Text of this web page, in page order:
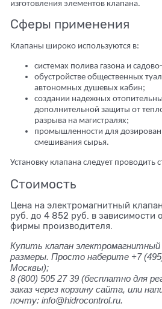
изготовления элементов клапана.
Сферы применения
Клапаны широко используются в:
системах полива газона и
обустройстве общественных
автономных душевых кабин;
создании надежных
дополнительной защиты от
разрыва на магистралях;
промышленности для
смешивания сырья.
Установку клапана следует проводить
Стоимость
Цена на электромагнитный
руб. до 4 852 руб. в зависимости
фирмы производителя.
Купить клапан
размеры. Просто наберите +7
Москвы);
8 (800) 505 27 39 (бесплатно для
заказ через корзину сайта, или
почту: info@hidrocontrol.ru.